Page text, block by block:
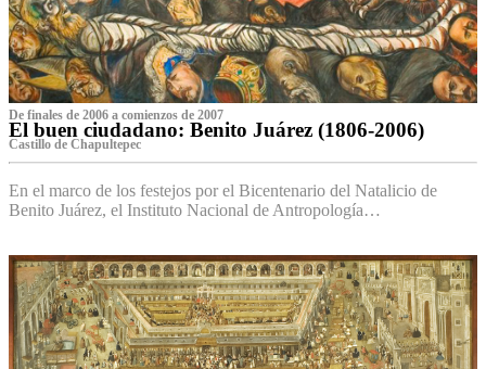
De finales de 2006 a comienzos de 2007
El buen ciudadano: Benito Juárez (1806-2006)
Castillo de Chapultepec
En el marco de los festejos por el Bicentenario del Natalicio de
Benito Juárez, el Instituto Nacional de Antropología…